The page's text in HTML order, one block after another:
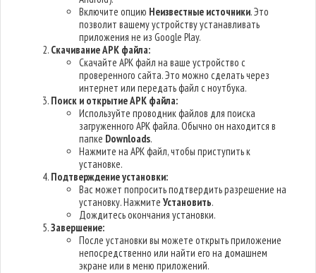
Включите опцию Неизвестные источники. Это
позволит вашему устройству устанавливать
приложения не из Google Play.
Скачивание APK файла:
Скачайте APK файл на ваше устройство с
проверенного сайта. Это можно сделать через
интернет или передать файл с ноутбука.
Поиск и открытие APK файла:
Используйте проводник файлов для поиска
загруженного APK файла. Обычно он находится в
папке Downloads.
Нажмите на APK файл, чтобы приступить к
установке.
Подтверждение установки:
Вас может попросить подтвердить разрешение на
установку. НажмитеУстановить.
Дождитесь окончания установки.
Завершение:
После установки вы можете открыть приложение
непосредственно или найти его на домашнем
экране или в меню приложений.